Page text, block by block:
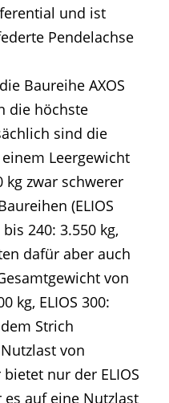
und ist
Pendelachse
Baureihe AXOS
die höchste
sind die
Leergewicht
kg zwar schwerer
(ELIOS
bis 240: 3.550 kg,
dafür aber auch
von
kg, ELIOS 300:
Strich
von
nur der ELIOS
es auf eine Nutzlast